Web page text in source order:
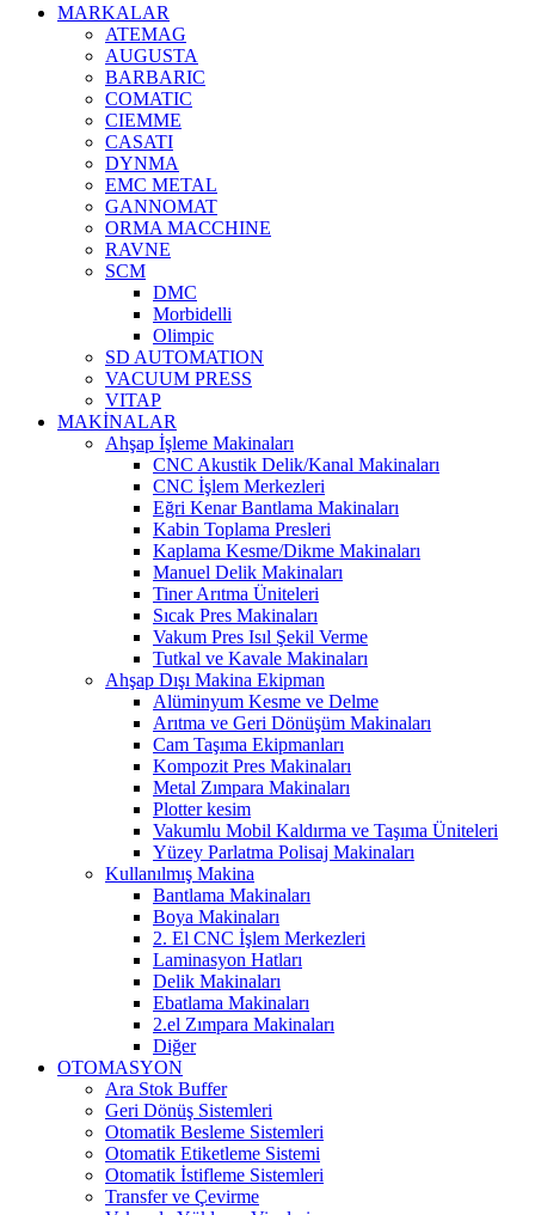
MARKALAR
ATEMAG
AUGUSTA
BARBARIC
COMATIC
CIEMME
CASATI
DYNMA
EMC METAL
GANNOMAT
ORMA MACCHINE
RAVNE
SCM
DMC
Morbidelli
Olimpic
SD AUTOMATION
VACUUM PRESS
VITAP
MAKİNALAR
Ahşap İşleme Makinaları
CNC Akustik Delik/Kanal Makinaları
CNC İşlem Merkezleri
Eğri Kenar Bantlama Makinaları
Kabin Toplama Presleri
Kaplama Kesme/Dikme Makinaları
Manuel Delik Makinaları
Tiner Arıtma Üniteleri
Sıcak Pres Makinaları
Vakum Pres Isıl Şekil Verme
Tutkal ve Kavale Makinaları
Ahşap Dışı Makina Ekipman
Alüminyum Kesme ve Delme
Arıtma ve Geri Dönüşüm Makinaları
Cam Taşıma Ekipmanları
Kompozit Pres Makinaları
Metal Zımpara Makinaları
Plotter kesim
Vakumlu Mobil Kaldırma ve Taşıma Üniteleri
Yüzey Parlatma Polisaj Makinaları
Kullanılmış Makina
Bantlama Makinaları
Boya Makinaları
2. El CNC İşlem Merkezleri
Laminasyon Hatları
Delik Makinaları
Ebatlama Makinaları
2.el Zımpara Makinaları
Diğer
OTOMASYON
Ara Stok Buffer
Geri Dönüş Sistemleri
Otomatik Besleme Sistemleri
Otomatik Etiketleme Sistemi
Otomatik İstifleme Sistemleri
Transfer ve Çevirme